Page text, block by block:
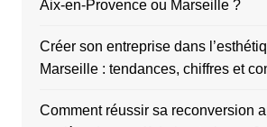
Aix-en-Provence ou Marseille ?
Créer son entreprise dans
Marseille : tendances, chiffres et
Comment réussir sa reconversion